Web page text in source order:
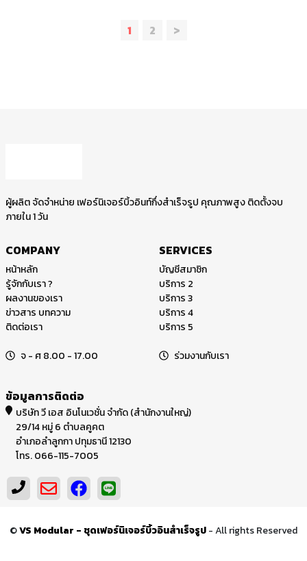
1 2 >
ผู้ผลิต จัดจำหน่าย เฟอร์นิเจอร์บิ้วอินท์กึ่งสำเร็จรูป คุณภาพสูง ติดตั้งจบ
ภายใน 1 วัน
COMPANY
หน้าหลัก
รู้จักกับเรา ?
ผลงานของเรา
ข่าวสาร บทความ
ติดต่อเรา
จ - ศ 8.00 - 17.00
SERVICES
บัญชีสมาชิก
บริการ 2
บริการ 3
บริการ 4
บริการ 5
ร่วมงานกับเรา
ข้อมูลการติดต่อ
บริษัท วี เอส อินโนเวชั่น จำกัด (สำนักงานใหญ่)
29/14 หมู่ 6 ตำบลคูคต
อำเภอลำลูกกา ปทุมธานี 12130
โทร. 066-115-7005
©VS Modular - ชุดเฟอร์นิเจอร์บิ้วอินสำเร็จรูป- All rights Reserved